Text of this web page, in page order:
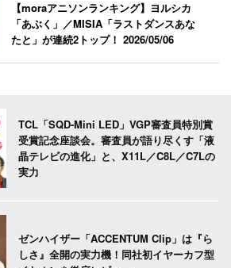
【moraアニソンランキング】ヨルシカ
「あぶく」／MISIA「ラストダンスあな
たと」が連続2トップ！2026/05/06
TCL「SQD-Mini LED」VGP審査員特別賞
受賞記念座談会。審査員が語り尽くす「液
晶テレビの進化」と、X11L／C8L／C7Lの
実力
ゼンハイザー「ACCENTUM Clip」は『ら
しさ』全開の実力機！同社初イヤーカフ型